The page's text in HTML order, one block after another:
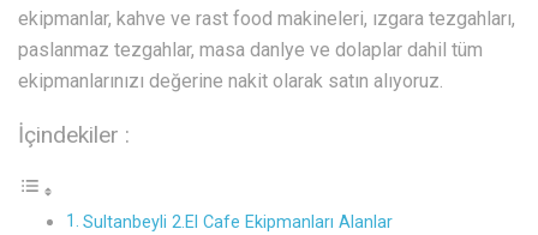
ekipmanlar, kahve ve rast food makineleri, ızgara tezgahları,
paslanmaz tezgahlar, masa danlye ve dolaplar dahil tüm
ekipmanlarınızı değerine nakit olarak satın alıyoruz.
İçindekiler :
Sultanbeyli 2.El Cafe Ekipmanları Alanlar